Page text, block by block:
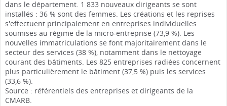
dans le département. 1 833 nouveaux dirigeants se sont
installés : 36 % sont des femmes. Les créations et les reprises
s'effectuent principalement en entreprises individuelles
soumises au régime de la micro-entreprise (73,9 %). Les
nouvelles immatriculations se font majoritairement dans le
secteur des services (38 %), notamment dans le nettoyage
courant des bâtiments. Les 825 entreprises radiées concernent
plus particulièrement le bâtiment (37,5 %) puis les services
(33,6 %).
Source : référentiels des entreprises et dirigeants de la
CMARB.